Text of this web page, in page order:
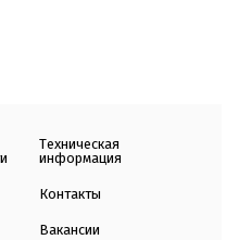
Техническая
информация
Контакты
Вакансии